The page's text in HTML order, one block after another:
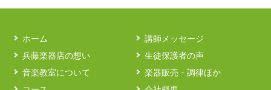
ホーム
兵藤楽器店の想い
音楽教室について
講師メッセージ
生徒保護者の声
楽器販売・調律ほか